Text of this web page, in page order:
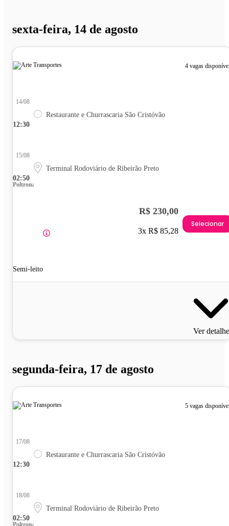
sexta-feira, 14 de agosto
4 vagas
12:30
14/08
Restaurante e Churrascaria São Cristóvão
02:50
15/08
Terminal Rodoviário de Ribeirão Preto
Poltrona
Semi-leito
R$ 230,00
3x R$ 85,28
Selecionar
Ver
segunda-feira, 17 de agosto
5 vagas
12:30
17/08
Restaurante e Churrascaria São Cristóvão
02:50
18/08
Terminal Rodoviário de Ribeirão Preto
Poltrona